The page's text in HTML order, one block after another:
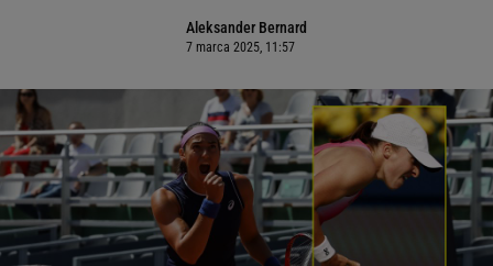
Aleksander Bernard
7 marca 2025, 11:57